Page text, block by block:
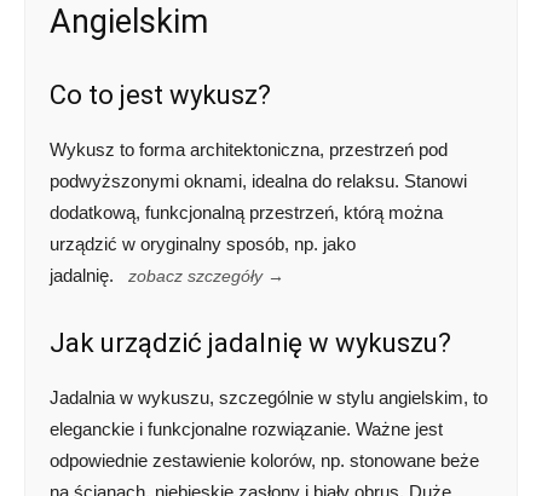
Angielskim
Co to jest wykusz?
Wykusz to forma architektoniczna, przestrzeń pod
podwyższonymi oknami, idealna do relaksu. Stanowi
dodatkową, funkcjonalną przestrzeń, którą można
urządzić w oryginalny sposób, np. jako
jadalnię.
zobacz szczegóły →
Jak urządzić jadalnię w wykuszu?
Jadalnia w wykuszu, szczególnie w stylu angielskim, to
eleganckie i funkcjonalne rozwiązanie. Ważne jest
odpowiednie zestawienie kolorów, np. stonowane beże
na ścianach, niebieskie zasłony i biały obrus. Duże